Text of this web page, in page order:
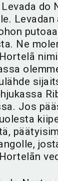
do
Levadan
Ne
Jos